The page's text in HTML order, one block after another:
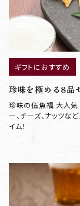
ギフトにおすすめ
珍味を極める8品
珍味の伍魚福 大人気
ー、チーズ、ナッツな
イム！